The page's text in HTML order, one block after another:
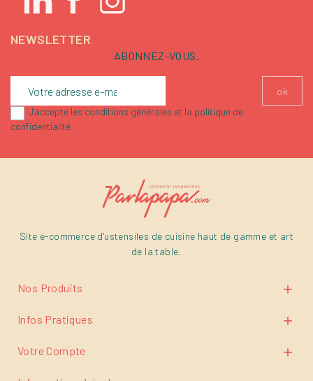
NEWSLETTER
ABONNEZ-VOUS.
J'accepte les conditions générales et la politique de
confidentialité
Site e-commerce d'ustensiles de cuisine haut de gamme et art
de la table.
Nos Produits 
Infos Pratiques 
Votre Compte 